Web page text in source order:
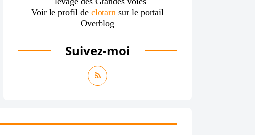
Voir le profil de clotarn sur le portail
Overblog
Suivez-moi